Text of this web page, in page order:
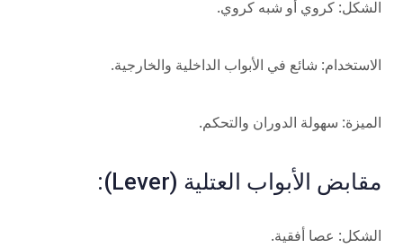
الشكل: كروي أو شبه كروي.
الاستخدام: شائع في الأبواب الداخلية والخارجية.
الميزة: سهولة الدوران والتحكم.
مقابض الأبواب العتلية (Lever):
الشكل: عصا أفقية.